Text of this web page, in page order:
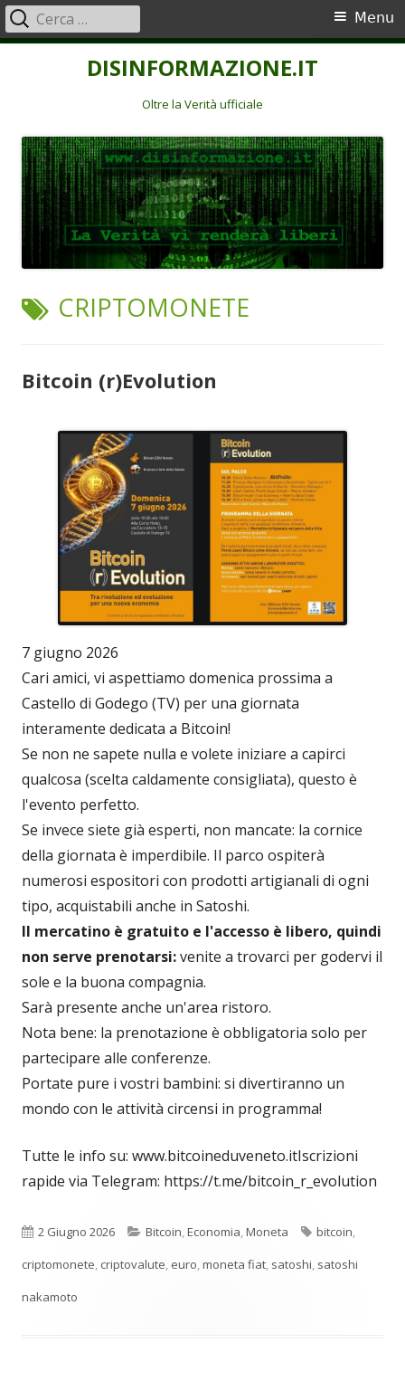
DISINFORMAZIONE.IT
Oltre la Verità ufficiale
Menu
principale
Menu
Ricerca
per:
TAG:
CRIPTOMONETE
Bitcoin (r)Evolution
7 giugno 2026
Cari amici, vi aspettiamo domenica prossima a
Castello di Godego (TV) per una giornata
interamente dedicata a Bitcoin!
Se non ne sapete nulla e volete iniziare a capirci
qualcosa (scelta caldamente consigliata), questo è
l'evento perfetto.
Se invece siete già esperti, non mancate: la cornice
della giornata è imperdibile. Il parco ospiterà
numerosi espositori con prodotti artigianali di ogni
tipo, acquistabili anche in Satoshi.
Il mercatino è gratuito e l'accesso è libero, quindi
non serve prenotarsi:venite a trovarci per godervi il
sole e la buona compagnia.
Sarà presente anche un'area ristoro.
Nota bene: la prenotazione è obbligatoria solo per
partecipare alle conferenze.
Portate pure i vostri bambini: si divertiranno un
mondo con le attività circensi in programma!
Tutte le info su: www.bitcoineduveneto.itIscrizioni
rapide via Telegram: https://t.me/bitcoin_r_evolution
Pubblicato
2 Giugno 2026 Categorie
Bitcoin,Economia,Moneta Tag
bitcoin,
criptomonete, criptovalute, euro,moneta fiat, satoshi, satoshi
nakamoto